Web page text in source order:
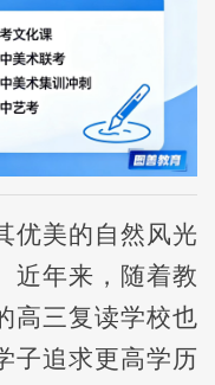
优美的自然风光
近年来，随着教
高三复读学校也
子追求更高学历